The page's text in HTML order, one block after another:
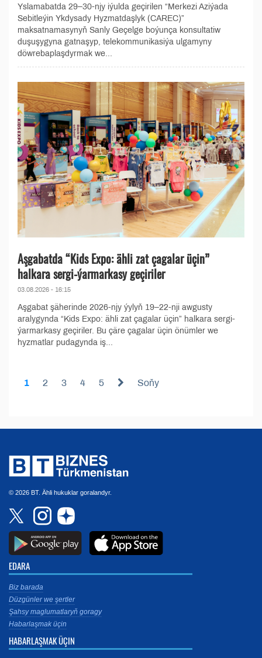
Yslamabatda 29–30-njy iýulda geçirilen “Merkezi Aziýada
Sebitleýin Ykdysady Hyzmatdaşlyk (CAREC)”
maksatnamasynyň Sanly Geçelge boýunça konsultatiw
duşuşygyna gatnaşyp, telekommunikasiýa ulgamyny
döwrebaplaşdyrmak we...
Aşgabatda “Kids Expo: ähli zat çagalar üçin”
halkara sergi-ýarmarkasy geçiriler
03.08.2026 - 16:15
Aşgabat şäherinde 2026-njy ýylyň 19–22-nji awgusty
aralygynda “Kids Expo: ähli zat çagalar üçin” halkara sergi-
ýarmarkasy geçiriler. Bu çäre çagalar üçin önümler we
hyzmatlar pudagynda iş...
1 2 3 4 5 Soňy
© 2026 BT. Ähli hukuklar goralandyr.
EDARA
Biz barada
Düzgünler we şertler
Şahsy maglumatlaryň goragy
Habarlaşmak üçin
HABARLAŞMAK ÜÇIN